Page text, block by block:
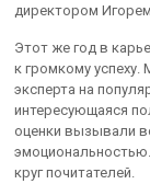
директором
Этот же год в
к громкому успеху.
эксперта на
интересующаяся
оценки вызывали
круг почитателей.